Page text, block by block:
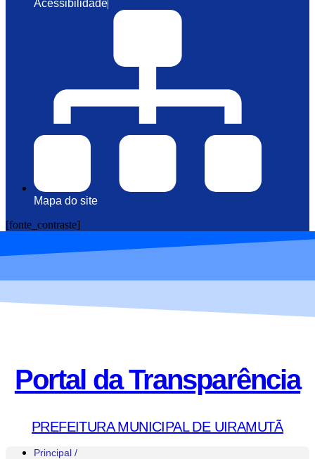
Acessibilidade
Mapa do site
[fonte_contraste]
Portal da Transparência
PREFEITURA MUNICIPAL DE UIRAMUTÃ
Principal /